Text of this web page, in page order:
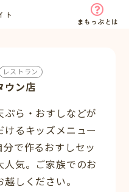
ト
まもっぷとは
レストラン
ウン店
ら・おすしなどが
るキッズメニュー
で作るおすしセッ
人気。ご家族でのお
しください。